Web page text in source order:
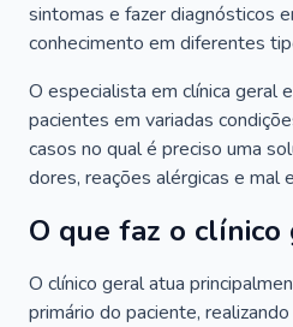
sintomas e fazer diagnósticos
conhecimento em diferentes
O especialista em clínica geral
pacientes em variadas
casos no qual é preciso uma
dores, reações alérgicas e mal
O que faz o clínico
O clínico geral atua
primário do paciente,